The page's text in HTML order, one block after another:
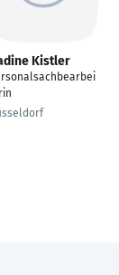
Kistler